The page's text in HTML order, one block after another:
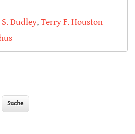
S. Dudley,Terry F. Houston